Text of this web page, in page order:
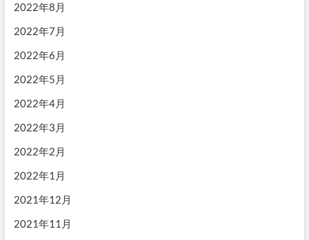
2022年8月
2022年7月
2022年6月
2022年5月
2022年4月
2022年3月
2022年2月
2022年1月
2021年12月
2021年11月